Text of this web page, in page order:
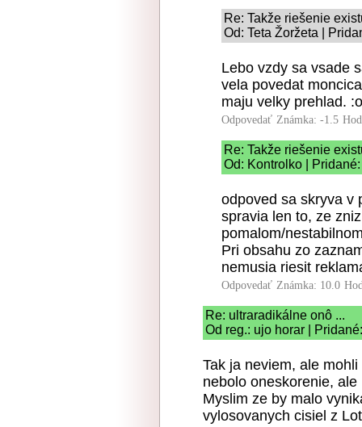
Re: Takže riešenie
Od: Teta Žoržeta |
Lebo vzdy sa vsade
vela povedat
maju velky prehlad.
Odpovedať Známka: -1.5
Re: Takže riešenie
Od: Kontrolko |
odpoved sa skryva v
spravia len to, ze
pomalom/
Pri obsahu zo
nemusia riesit
Odpovedať Známka: 10.0
Re: ultraradikálne onô ...
Od reg.: ujo horar |
Tak ja neviem, ale
nebolo oneskorenie,
Myslim ze by malo
vylosovanych cisiel z